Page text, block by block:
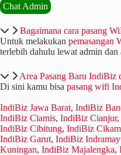
Chat Admin
Bagaimana cara pasang
Untuk melakukan pemasangan
terlebih dahulu lewat admin dan
Area Pasang Baru IndiBiz
Di sini kamu bisa pasang wifi
IndiBiz Jawa Barat, IndiBiz
IndiBiz Ciamis, IndiBiz Cianjur,
IndiBiz Cibitung, IndiBiz
IndiBiz Garut, IndiBiz
Kuningan, IndiBiz Majalengka,